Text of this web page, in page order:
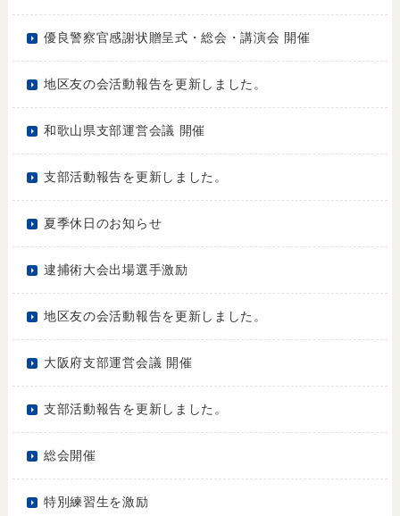
優良警察官感謝状贈呈式・総会・講演会 開催
地区友の会活動報告を更新しました。
和歌山県支部運営会議 開催
支部活動報告を更新しました。
夏季休日のお知らせ
逮捕術大会出場選手激励
地区友の会活動報告を更新しました。
大阪府支部運営会議 開催
支部活動報告を更新しました。
総会開催
特別練習生を激励